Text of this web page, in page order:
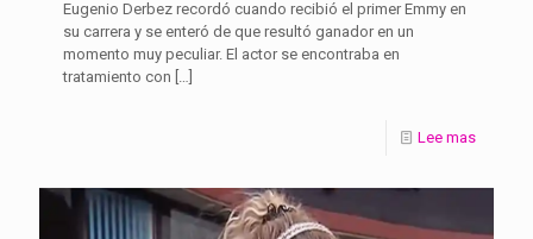
Eugenio Derbez recordó cuando recibió el primer Emmy en
su carrera y se enteró de que resultó ganador en un
momento muy peculiar. El actor se encontraba en
tratamiento con
Lee mas